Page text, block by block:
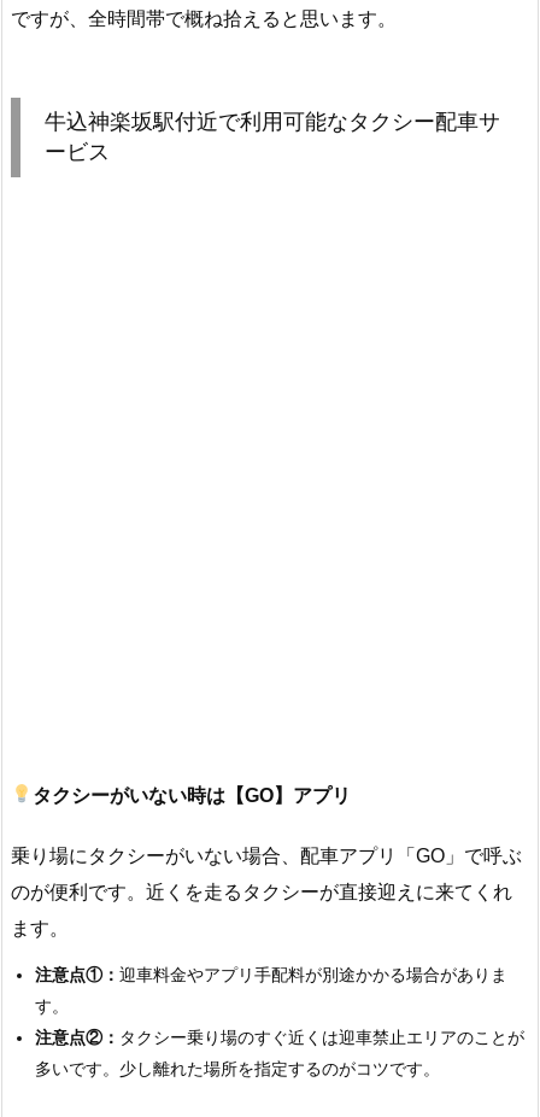
ですが、全時間帯で概ね拾えると思います。
牛込神楽坂駅付近で利用可能なタクシー配車サ
ービス
タクシーがいない時は【GO】アプリ
乗り場にタクシーがいない場合、配車アプリ「GO」で呼ぶ
のが便利です。近くを走るタクシーが直接迎えに来てくれ
ます。
注意点①： 迎車料金やアプリ手配料が別途かかる場合がありま
す。
注意点②： タクシー乗り場のすぐ近くは迎車禁止エリアのことが
多いです。少し離れた場所を指定するのがコツです。